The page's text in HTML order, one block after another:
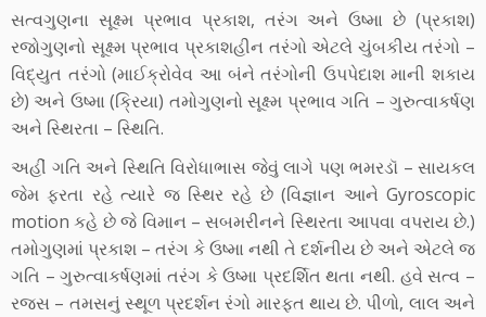
સત્વગુણના સૂક્ષ્મ પ્રભાવ પ્રકાશ, તરંગ અને ઉષ્મા છે (પ્રકાશ)
રજોગુણનો સૂક્ષ્મ પ્રભાવ પ્રકાશહીન તરંગો એટલે ચુંબકીય તરંગો –
વિદ્યુત તરંગો (માઈક્રોવેવ આ બંને તરંગોની ઉપપેદાશ માની શકાય
છે) અને ઉષ્મા (ક્રિયા) તમોગુણનો સૂક્ષ્મ પ્રભાવ ગતિ – ગુરુત્વાકર્ષણ
અને સ્થિરતા – સ્થિતિ.
અહીં ગતિ અને સ્થિતિ વિરોધાભાસ જેવું લાગે પણ ભમરડૉ – સાયકલ
જેમ ફરતા રહે ત્યારે જ સ્થિર રહે છે (વિજ્ઞાન આને Gyroscopic
motion કહે છે જે વિમાન – સબમરીનને સ્થિરતા આપવા વપરાય છે.)
તમોગુણમાં પ્રકાશ – તરંગ કે ઉષ્મા નથી તે દર્શનીય છે અને એટલે જ
ગતિ – ગુરુત્વાકર્ષણમાં તરંગ કે ઉષ્મા પ્રદર્શિત થતા નથી. હવે સત્વ –
રજસ – તમસનું સ્થૂળ પ્રદર્શન રંગો મારફત થાય છે. પીળો, લાલ અને